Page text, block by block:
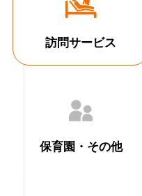
訪問サービス
保育園・その他